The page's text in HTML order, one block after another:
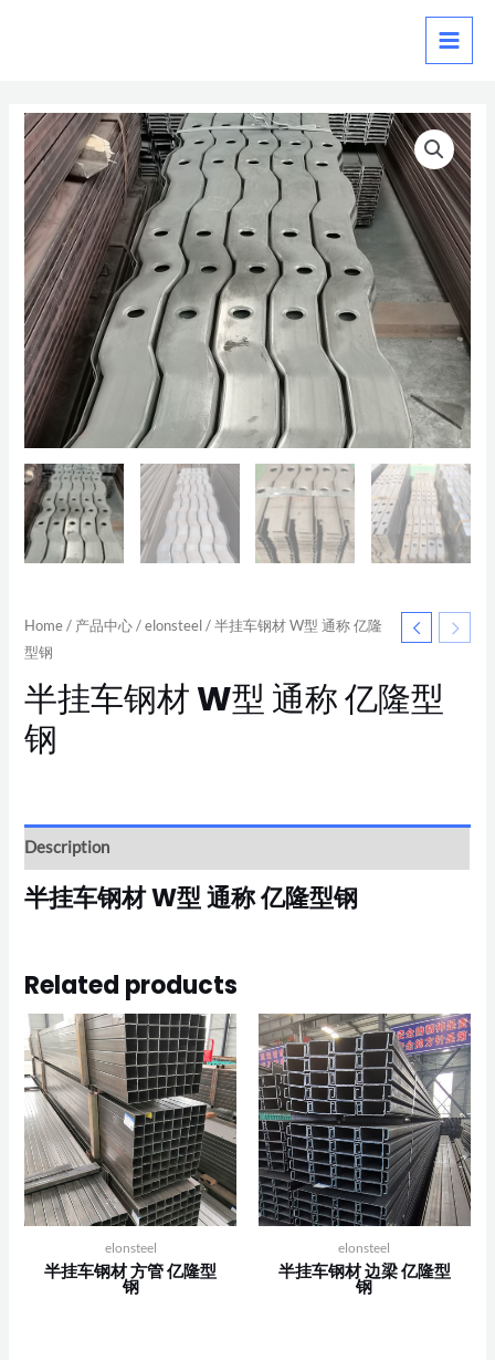
MAIN
Home/ 产品中心/elonsteel/ 半挂车钢材 W型 通称 亿隆
型钢
半挂车钢材 W型 通称 亿隆型
钢
Description
半挂车钢材 W型 通称 亿隆型钢
Related products
elonsteel
半挂车钢材 方管 亿隆型
钢
elonsteel
半挂车钢材 边梁 亿隆型
钢